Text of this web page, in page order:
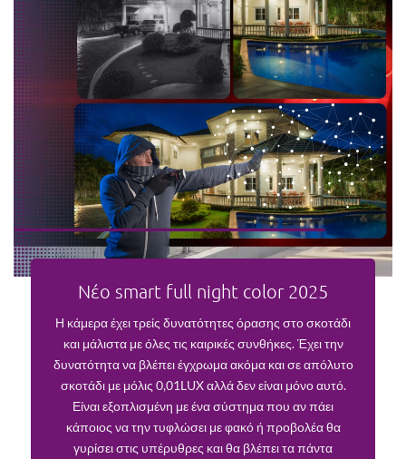
Νέο smart full night color 2025
Η κάμερα έχει τρείς δυνατότητες όρασης στο σκοτάδι
και μάλιστα με όλες τις καιρικές συνθήκες. Έχει την
δυνατότητα να βλέπει έγχρωμα ακόμα και σε απόλυτο
σκοτάδι με μόλις 0,01LUX αλλά δεν είναι μόνο αυτό.
Είναι εξοπλισμένη με ένα σύστημα που αν πάει
κάποιος να την τυφλώσει με φακό ή προβολέα θα
γυρίσει στις υπέρυθρες και θα βλέπει τα πάντα